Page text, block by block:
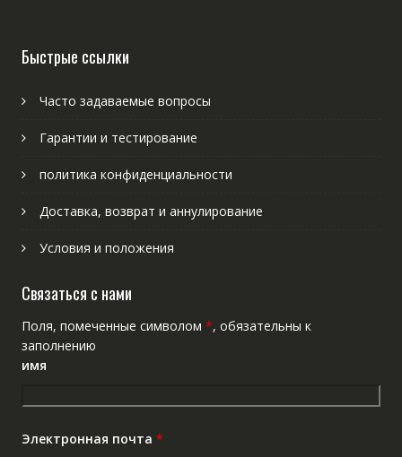
Быстрые ссылки
Часто задаваемые вопросы
Гарантии и тестирование
политика конфиденциальности
Доставка, возврат и аннулирование
Условия и положения
Связаться с нами
Поля, помеченные символом *, обязательны к
заполнению
имя
Электронная почта *